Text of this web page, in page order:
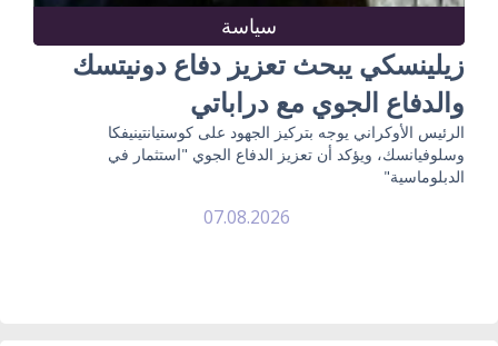
سياسة
زيلينسكي يبحث تعزيز دفاع دونيتسك
والدفاع الجوي مع دراباتي
الرئيس الأوكراني يوجه بتركيز الجهود على كوستيانتينيفكا
وسلوفيانسك، ويؤكد أن تعزيز الدفاع الجوي "استثمار في
الدبلوماسية"
07.08.2026